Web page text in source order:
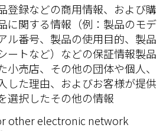
登録などの商用情報、および購
に関する情報（例：製品のモデ
ル番号、製品の使用目的、製品
ートなど）などの保証情報製品
小売店、その他の団体や個人、
した理由、およびお客様が提供
選択したその他の情報
other electronic network